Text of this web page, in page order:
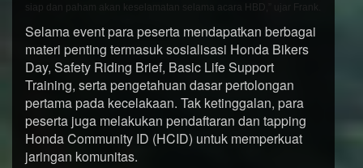
siap dan paham akan keselamatan selama acara HBD,” ujar Frank.
Selama event para peserta mendapatkan berbagai
materi penting termasuk sosialisasi Honda Bikers
Day, Safety Riding Brief, Basic Life Support
Training, serta pengetahuan dasar pertolongan
pertama pada kecelakaan. Tak ketinggalan, para
peserta juga melakukan pendaftaran dan tapping
Honda Community ID (HCID) untuk memperkuat
jaringan komunitas.